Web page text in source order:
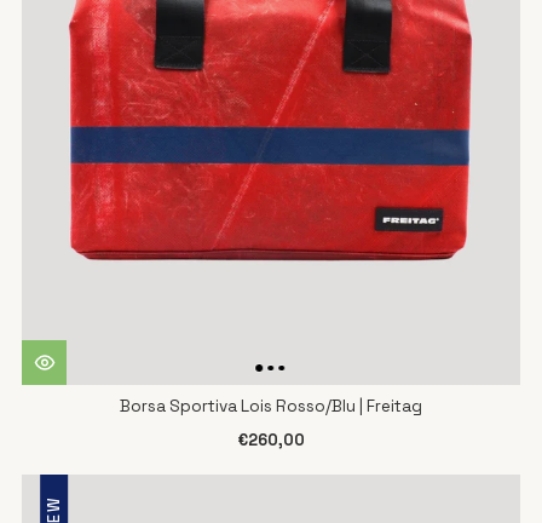
Borsa Sportiva Lois Rosso/Blu | Freitag
€260,00
NEW